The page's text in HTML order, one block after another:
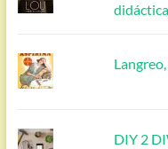
didáctica
DIY 2